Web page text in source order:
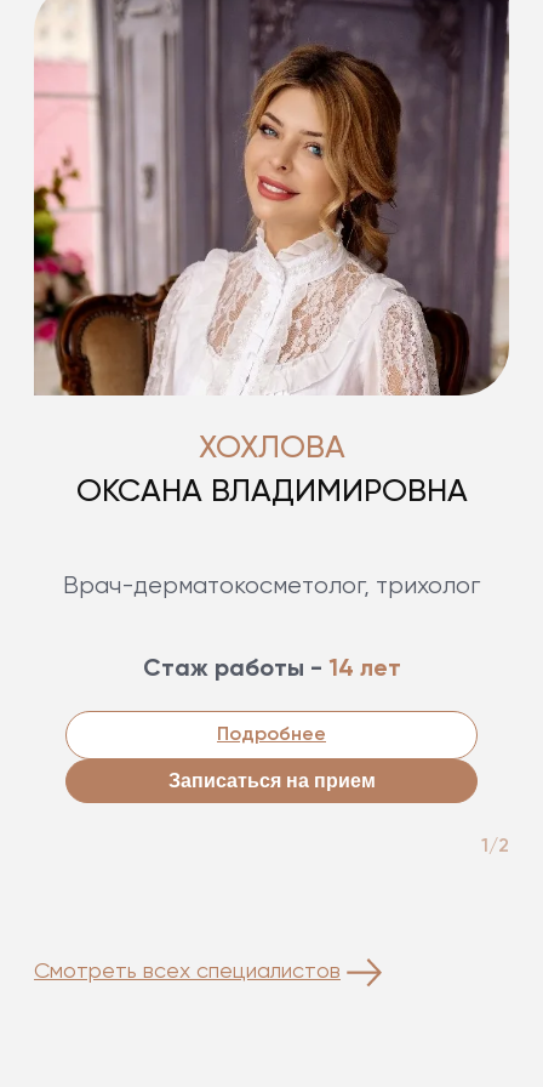
ХОХЛОВА
ОКСАНА ВЛАДИМИРОВНА
Врач-дерматокосметолог, трихолог
Стаж работы - 14 лет
Подробнее
Записаться на прием
1/2
Смотреть всех специалистов